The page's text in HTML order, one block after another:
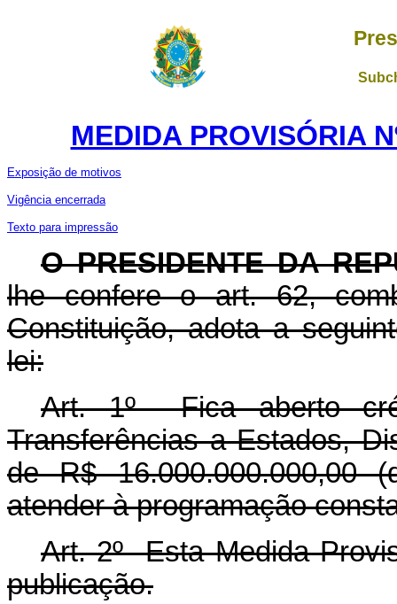
MEDIDA PROVISÓRIA
Exposição de motivos
Vigência encerrada
Texto para impressão
O PRESIDENTE DA
lhe confere o art. 62,
Constituição, adota a
lei:
Art. 1º Fica aberto
Transferências a Estados,
de R$ 16.000.000.000,00
atender à programação
Art. 2º Esta Medida
publicação.